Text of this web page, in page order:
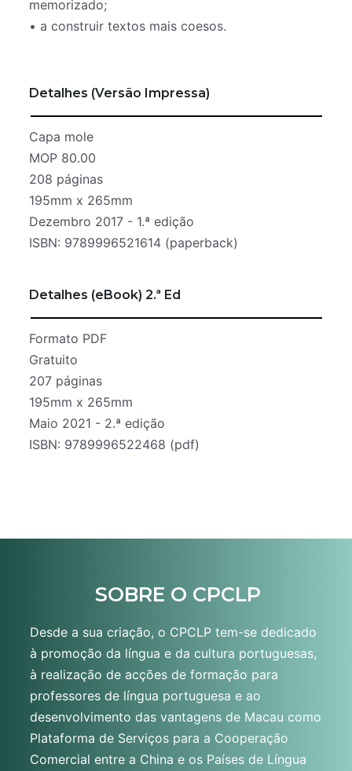
memorizado;
• a construir textos mais coesos.
Detalhes (Versão Impressa)
Capa mole
MOP 80.00
208 páginas
195mm x 265mm
Dezembro 2017 - 1.ª edição
ISBN: 9789996521614 (paperback)
Detalhes (eBook) 2.ª Ed
Formato PDF
Gratuito
207 páginas
195mm x 265mm
Maio 2021 - 2.ª edição
ISBN: 9789996522468 (pdf)
SOBRE O CPCLP
Desde a sua criação, o CPCLP tem-se dedicado
à promoção da língua e da cultura portuguesas,
à realização de acções de formação para
professores de língua portuguesa e ao
desenvolvimento das vantagens de Macau como
Plataforma de Serviços para a Cooperação
Comercial entre a China e os Países de Língua